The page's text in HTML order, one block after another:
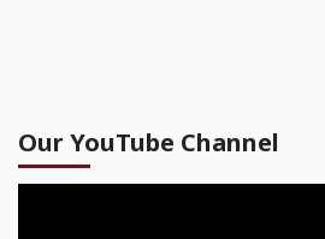
Our YouTube Channel